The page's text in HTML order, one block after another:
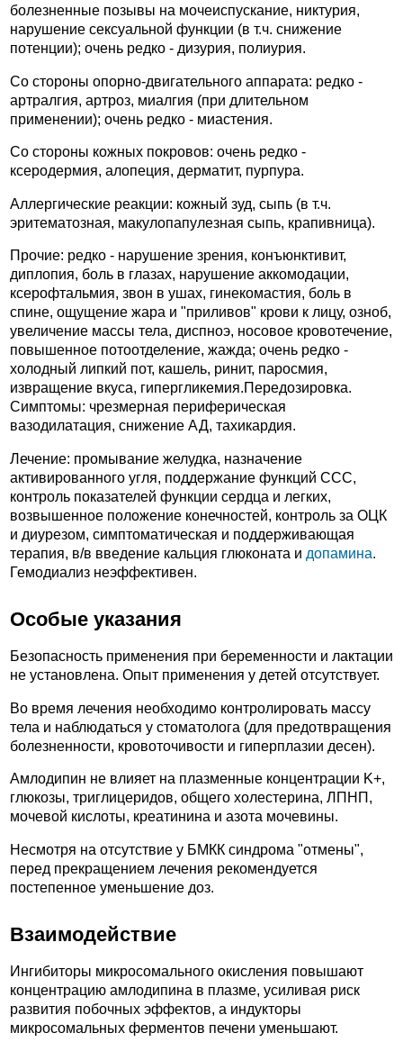
болезненные позывы на мочеиспускание, никтурия,
нарушение сексуальной функции (в т.ч. снижение
потенции); очень редко - дизурия, полиурия.
Со стороны опорно-двигательного аппарата: редко -
артралгия, артроз, миалгия (при длительном
применении); очень редко - миастения.
Со стороны кожных покровов: очень редко -
ксеродермия, алопеция, дерматит, пурпура.
Аллергические реакции: кожный зуд, сыпь (в т.ч.
эритематозная, макулопапулезная сыпь, крапивница).
Прочие: редко - нарушение зрения, конъюнктивит,
диплопия, боль в глазах, нарушение аккомодации,
ксерофтальмия, звон в ушах, гинекомастия, боль в
спине, ощущение жара и "приливов" крови к лицу, озноб,
увеличение массы тела, диспноэ, носовое кровотечение,
повышенное потоотделение, жажда; очень редко -
холодный липкий пот, кашель, ринит, паросмия,
извращение вкуса, гипергликемия.Передозировка.
Симптомы: чрезмерная периферическая
вазодилатация, снижение АД, тахикардия.
Лечение: промывание желудка, назначение
активированного угля, поддержание функций ССС,
контроль показателей функции сердца и легких,
возвышенное положение конечностей, контроль за ОЦК
и диурезом, симптоматическая и поддерживающая
терапия, в/в введение кальция глюконата и допамина.
Гемодиализ неэффективен.
Особые указания
Безопасность применения при беременности и лактации
не установлена. Опыт применения у детей отсутствует.
Во время лечения необходимо контролировать массу
тела и наблюдаться у стоматолога (для предотвращения
болезненности, кровоточивости и гиперплазии десен).
Амлодипин не влияет на плазменные концентрации K+,
глюкозы, триглицеридов, общего холестерина, ЛПНП,
мочевой кислоты, креатинина и азота мочевины.
Несмотря на отсутствие у БМКК синдрома "отмены",
перед прекращением лечения рекомендуется
постепенное уменьшение доз.
Взаимодействие
Ингибиторы микросомального окисления повышают
концентрацию амлодипина в плазме, усиливая риск
развития побочных эффектов, а индукторы
микросомальных ферментов печени уменьшают.